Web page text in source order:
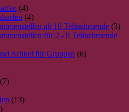
(4)
(4)
ab 10 Teilnehmende (3)
für 2 - 9 Teilnehmende
Artikel für Gruppen (6)
(7)
(13)
25 Saiten 37 Saiten Akkordzither